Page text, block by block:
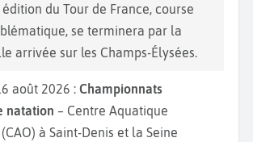
du Tour de France, course
se terminera par la
arrivée sur les Champs-Élysées.
août 2026 : Championnats
natation – Centre Aquatique
à Saint-Denis et la Seine